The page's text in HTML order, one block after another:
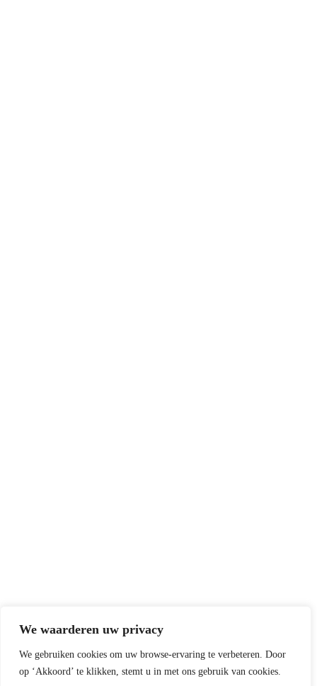
We waarderen uw privacy
We gebruiken cookies om uw browse-ervaring te verbeteren. Door
op ‘Akkoord’ te klikken, stemt u in met ons gebruik van cookies.